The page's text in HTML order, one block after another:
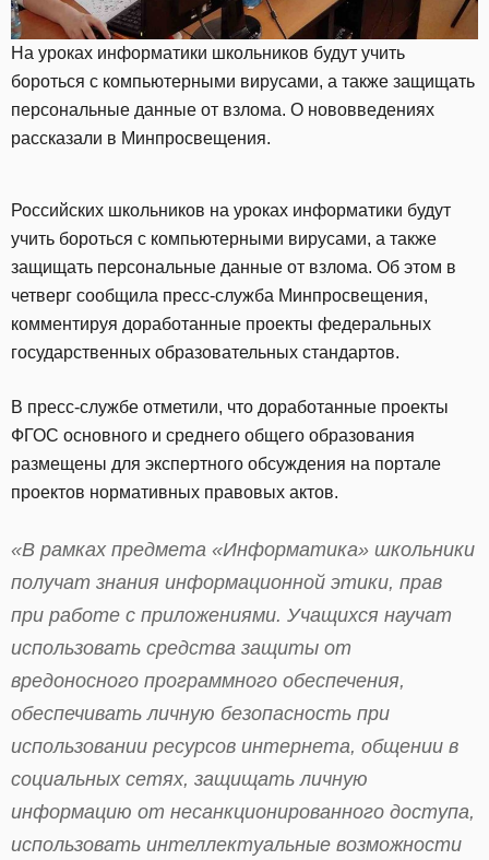
На уроках информатики школьников будут учить
бороться с компьютерными вирусами, а также защищать
персональные данные от взлома. О нововведениях
рассказали в Минпросвещения.
Российских школьников на уроках информатики будут
учить бороться с компьютерными вирусами, а также
защищать персональные данные от взлома. Об этом в
четверг сообщила пресс-служба Минпросвещения,
комментируя доработанные проекты федеральных
государственных образовательных стандартов.
В пресс-службе отметили, что доработанные проекты
ФГОС основного и среднего общего образования
размещены для экспертного обсуждения на портале
проектов нормативных правовых актов.
«В рамках предмета «Информатика» школьники
получат знания информационной этики, прав
при работе с приложениями. Учащихся научат
использовать средства защиты от
вредоносного программного обеспечения,
обеспечивать личную безопасность при
использовании ресурсов интернета, общении в
социальных сетях, защищать личную
информацию от несанкционированного доступа,
использовать интеллектуальные возможности